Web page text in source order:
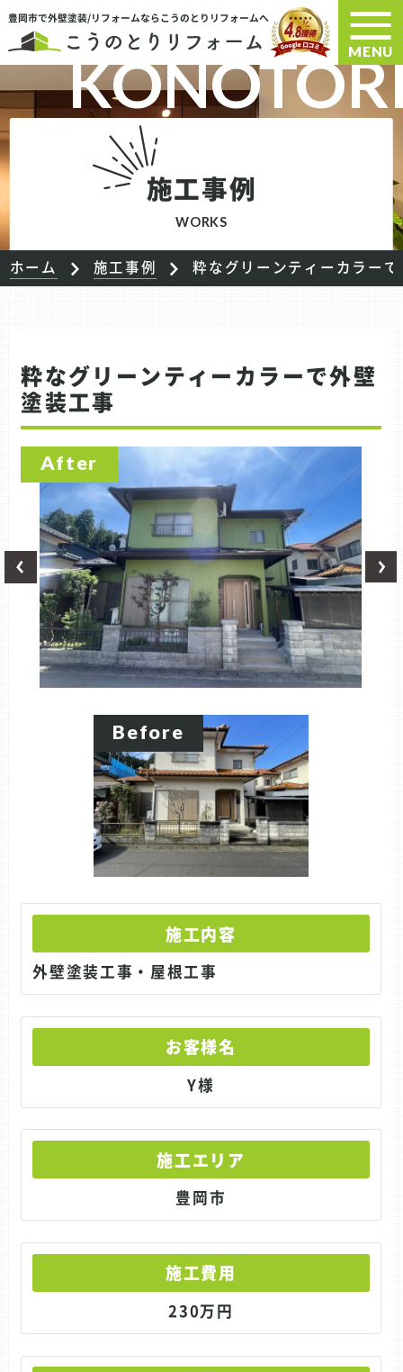
豊岡市で外壁塗装/リフォームならこうのとりリフォームへ
MENU
施工事例
WORKS
ホーム 施工事例 粋なグリーンティーカラー
粋なグリーンティーカラーで外壁
塗装工事
施工内容
外壁塗装工事・屋根工事
お客様名
Y様
施工エリア
豊岡市
施工費用
230万円